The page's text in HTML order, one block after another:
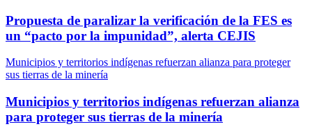
Propuesta de paralizar la verificación de la FES es
un “pacto por la impunidad”, alerta CEJIS
Municipios y territorios indígenas refuerzan alianza para proteger
sus tierras de la minería
Municipios y territorios indígenas refuerzan alianza
para proteger sus tierras de la minería